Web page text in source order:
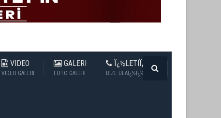
VIDEO
VIDEO GALERI
GALERI
FOTO GALERI
Ï¿½LETIÏ¿½IM
BIZE ULAÏ¿½Ï¿½N